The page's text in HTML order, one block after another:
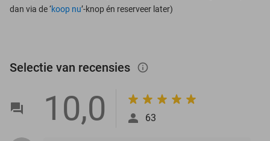
dan via de ‘koop nu’-knop én reserveer later)
Selectie van recensies info_outlined
10,0 63